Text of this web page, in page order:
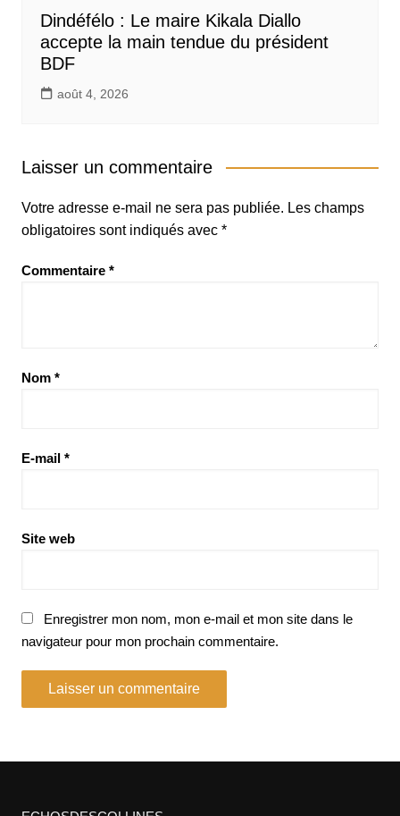
Dindéfélo : Le maire Kikala Diallo
accepte la main tendue du président
BDF
août 4, 2026
Laisser un commentaire
Votre adresse e-mail ne sera pas publiée. Les champs
obligatoires sont indiqués avec *
Commentaire *
Nom *
E-mail *
Site web
Enregistrer mon nom, mon e-mail et mon site dans le
navigateur pour mon prochain commentaire.